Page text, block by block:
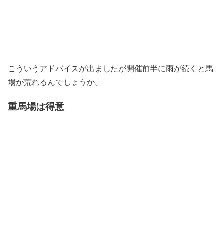
こういうアドバイスが出ましたが開催前半に雨が続くと馬
場が荒れるんでしょうか。
重馬場は得意